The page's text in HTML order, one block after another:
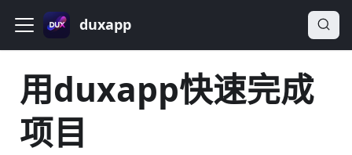
duxapp
用duxapp快速完成
项目